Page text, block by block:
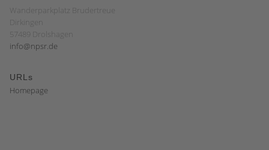
Wanderparkplatz Brudertreue
Dirkingen
57489 Drolshagen
info@npsr.de
URLs
Homepage